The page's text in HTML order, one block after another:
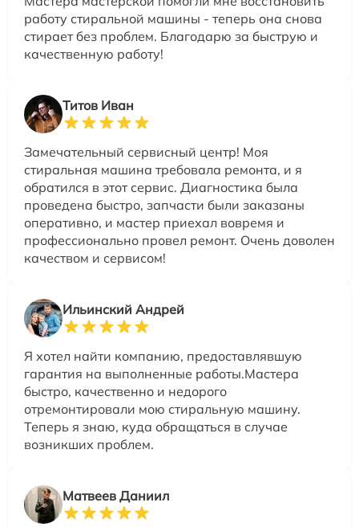
работу стиральной машины - теперь она снова
стирает без проблем. Благодарю за быструю и
качественную работу!
Титов Иван
Замечательный сервисный центр! Моя
стиральная машина требовала ремонта, и я
обратился в этот сервис. Диагностика была
проведена быстро, запчасти были заказаны
оперативно, и мастер приехал вовремя и
профессионально провел ремонт. Очень доволен
качеством и сервисом!
Ильинский Андрей
Я хотел найти компанию, предоставлявшую
гарантия на выполненные работы.Мастера
быстро, качественно и недорого
отремонтировали мою стиральную машину.
Теперь я знаю, куда обращаться в случае
возникших проблем.
Матвеев Даниил